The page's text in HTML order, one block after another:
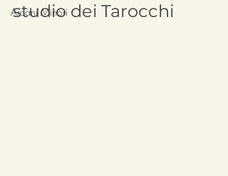
Arcani Minori
studio dei Tarocchi